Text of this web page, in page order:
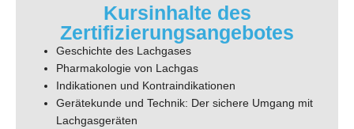
Kursinhalte des
Zertifizierungsangebotes
Geschichte des Lachgases
Pharmakologie von Lachgas
Indikationen und Kontraindikationen
Gerätekunde und Technik: Der sichere Umgang mit
Lachgasgeräten